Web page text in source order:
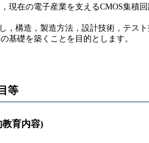
現在の電子産業を支えるCMOS集積
，構造，製造方法，設計技術，テス
基礎を築くことを目的とします。
等
育内容)